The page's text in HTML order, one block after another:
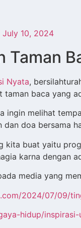
July 10, 2024
Taman
Nyata,
taman baca yang
ingin melihat
dan doa bersama
kita buat yaitu
karna dengan
media yang
2024/07/09/
hidup/